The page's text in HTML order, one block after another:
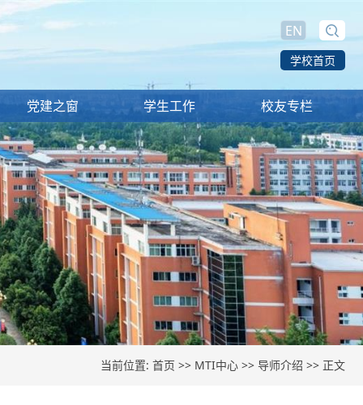
EN
学校首页
党建之窗 学生工作 校友专栏
当前位置: 首页 >> MTI中心 >> 导师介绍 >> 正文